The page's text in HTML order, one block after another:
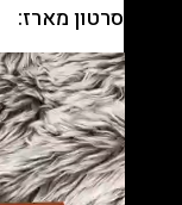
סרטון מארז:
נגן
וידאו